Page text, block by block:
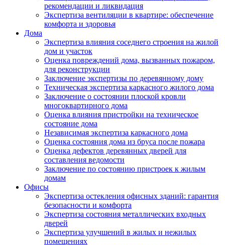
рекомендации и ликвидация
Экспертиза вентиляции в квартире: обеспечение
комфорта и здоровья
Дома
Экспертиза влияния соседнего строения на жилой
дом и участок
Оценка повреждений дома, вызванных пожаром,
для реконструкции
Заключение экспертизы по деревянному дому
Техническая экспертиза каркасного жилого дома
Заключение о состоянии плоской кровли
многоквартирного дома
Оценка влияния пристройки на техническое
состояние дома
Независимая экспертиза каркасного дома
Оценка состояния дома из бруса после пожара
Оценка дефектов деревянных дверей для
составления ведомости
Заключение по состоянию пристроек к жилым
домам
Офисы
Экспертиза остекления офисных зданий: гарантия
безопасности и комфорта
Экспертиза состояния металлических входных
дверей
Экспертиза улучшений в жилых и нежилых
помещениях